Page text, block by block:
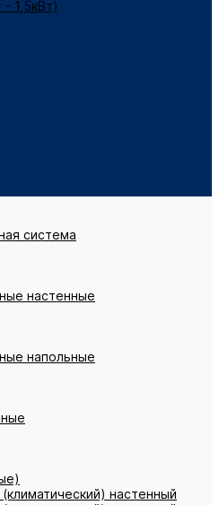
1,5кВт)
система
настенные
напольные
настенный